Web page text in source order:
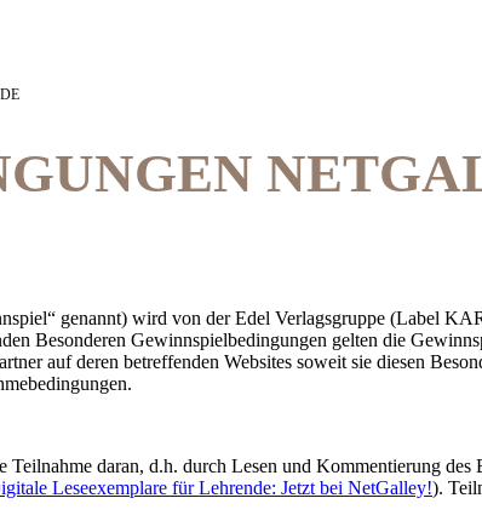
genannt) wird von der Edel Verlagsgruppe (Label
Besonderen Gewinnspielbedingungen gelten die
auf deren betreffenden Websites soweit sie diesen
daran, d.h. durch Lesen und Kommentierung
Leseexemplare für Lehrende: Jetzt bei NetGalley!).